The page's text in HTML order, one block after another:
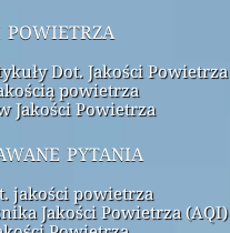
powietrza
Dot. Jakości Powietrza
powietrza
Jakości Powietrza
pytania
jakości powietrza
Jakości Powietrza (AQI)